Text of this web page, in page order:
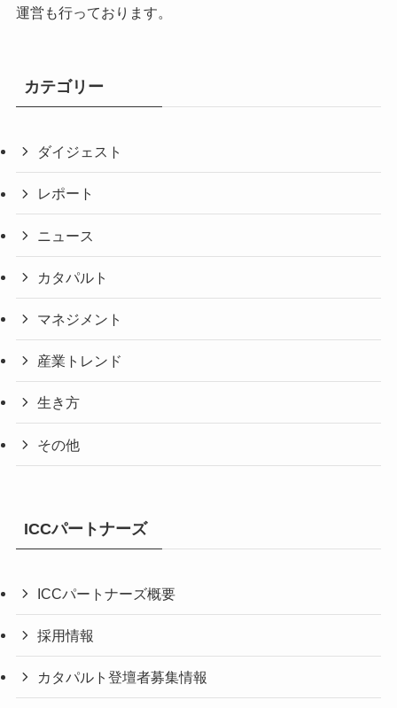
運営も行っております。
カテゴリー
ダイジェスト
レポート
ニュース
カタパルト
マネジメント
産業トレンド
生き方
その他
ICCパートナーズ
ICCパートナーズ概要
採用情報
カタパルト登壇者募集情報